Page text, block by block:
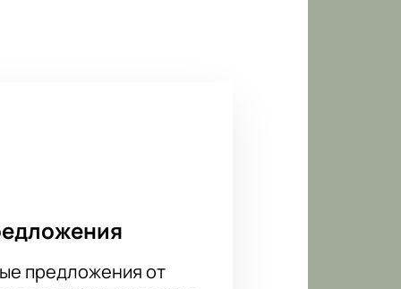
Шведова.
Наш сайт создан для тех,
купить дешевле. Быстрая
указанием даты мероприятия,
предложения от